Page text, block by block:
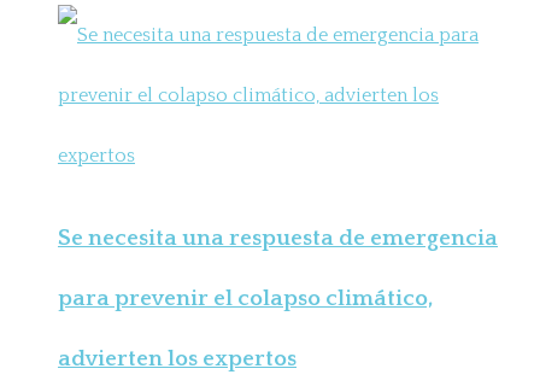
Se necesita una respuesta de emergencia
para prevenir el colapso climático,
advierten los expertos